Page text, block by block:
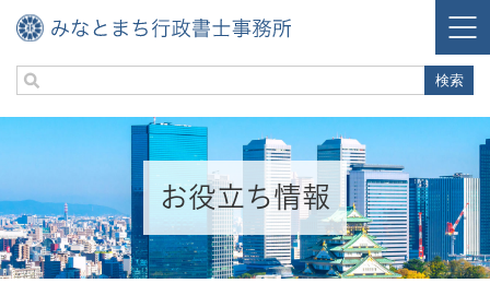
お役立ち情報